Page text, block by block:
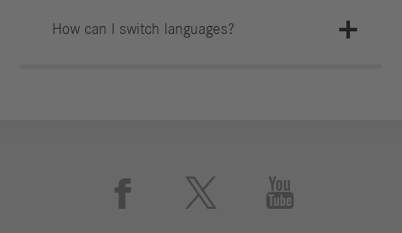
How can I switch languages?
 
